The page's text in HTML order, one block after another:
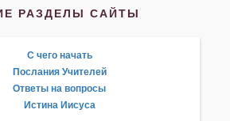
РАЗДЕЛЫ САЙТЫ
С чего начать
Послания Учителей
Ответы на вопросы
Истина Иисуса